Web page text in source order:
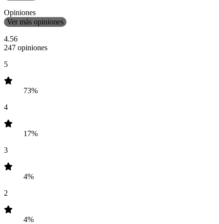
Opiniones
Ver más opiniones
4.56
247 opiniones
5
73%
4
17%
3
4%
2
4%